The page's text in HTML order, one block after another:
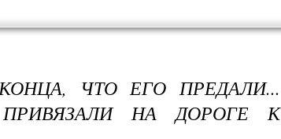
ЧТО ЕГО ПРЕДАЛИ...
НА ДОРОГЕ К